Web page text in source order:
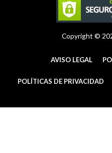
Copyright ©
AVISO LEGAL
POLÍTICAS DE PRIVACIDAD